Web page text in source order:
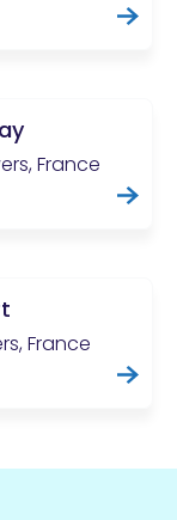
France
France